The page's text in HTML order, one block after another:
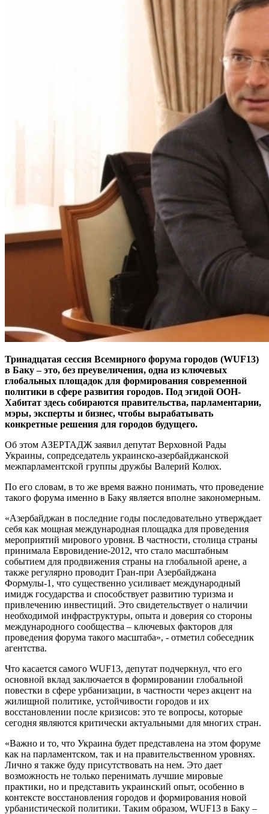
Тринадцатая сессия Всемирного форума городов (WUF13)
в Баку – это, без преувеличения, одна из ключевых
глобальных площадок для формирования современной
политики в сфере развития городов. Под эгидой ООН-
Хабитат здесь собираются правительства, парламентарии,
мэры, эксперты и бизнес, чтобы вырабатывать
конкретные решения для городов будущего.
Об этом АЗЕРТАДЖ заявил депутат Верховной Рады
Украины, сопредседатель украинско-азербайджанской
межпарламентской группы дружбы Валерий Колюх.
По его словам, в то же время важно понимать, что проведение
такого форума именно в Баку является вполне закономерным.
«Азербайджан в последние годы последовательно утверждает
себя как мощная международная площадка для проведения
мероприятий мирового уровня. В частности, столица страны
принимала Евровидение-2012, что стало масштабным
событием для продвижения страны на глобальной арене, а
также регулярно проводит Гран-при Азербайджана
Формулы-1, что существенно усиливает международный
имидж государства и способствует развитию туризма и
привлечению инвестиций. Это свидетельствует о наличии
необходимой инфраструктуры, опыта и доверия со стороны
международного сообщества – ключевых факторов для
проведения форума такого масштаба», - отметил собеседник
агентства.
Что касается самого WUF13, депутат подчеркнул, что его
основной вклад заключается в формировании глобальной
повестки в сфере урбанизации, в частности через акцент на
жилищной политике, устойчивости городов и их
восстановлении после кризисов: это те вопросы, которые
сегодня являются критически актуальными для многих стран.
«Важно и то, что Украина будет представлена на этом форуме
как на парламентском, так и на правительственном уровнях.
Лично я также буду присутствовать на нем. Это дает
возможность не только перенимать лучшие мировые
практики, но и представить украинский опыт, особенно в
контексте восстановления городов и формирования новой
урбанистической политики. Таким образом, WUF13 в Баку –